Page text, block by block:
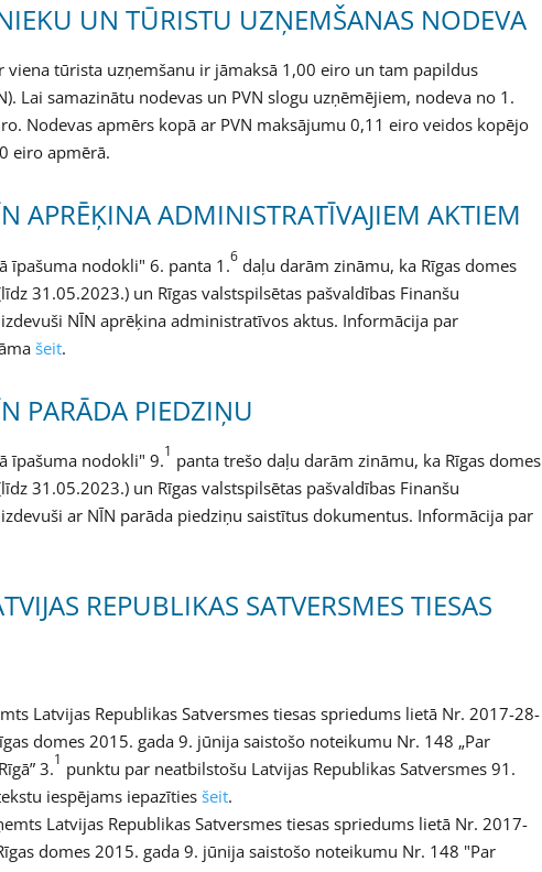
UN TŪRISTU UZŅEMŠANAS NODEVA
tūrista uzņemšanu ir jāmaksā 1,00 eiro un tam papildus
Lai samazinātu nodevas un PVN slogu uzņēmējiem, nodeva no 1.
Nodevas apmērs kopā ar PVN maksājumu 0,11 eiro veidos kopējo
eiro apmērā.
APRĒĶINA ADMINISTRATĪVAJIEM AKTIEM
īpašuma nodokli" 6. panta 1.6 daļu darām zināmu, ka Rīgas domes
31.05.2023.) un Rīgas valstspilsētas pašvaldības Finanšu
NĪN aprēķina administratīvos aktus. Informācija par
šeit.
PARĀDA PIEDZIŅU
īpašuma nodokli" 9.1 panta trešo daļu darām zināmu, ka Rīgas domes
31.05.2023.) un Rīgas valstspilsētas pašvaldības Finanšu
ar NĪN parāda piedziņu saistītus dokumentus. Informācija par
REPUBLIKAS SATVERSMES TIESAS
Latvijas Republikas Satversmes tiesas spriedums lietā Nr. 2017-28-
domes 2015. gada 9. jūnija saistošo noteikumu Nr. 148 „Par
3.1 punktu par neatbilstošu Latvijas Republikas Satversmes 91.
iespējams iepazītiesšeit.
Latvijas Republikas Satversmes tiesas spriedums lietā Nr. 2017-
domes 2015. gada 9. jūnija saistošo noteikumu Nr. 148 "Par